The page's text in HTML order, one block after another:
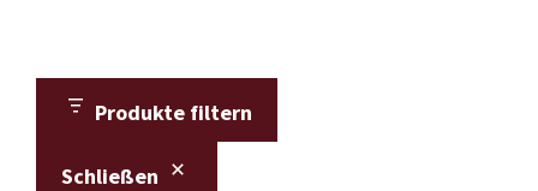
Produkte filtern
Schließen